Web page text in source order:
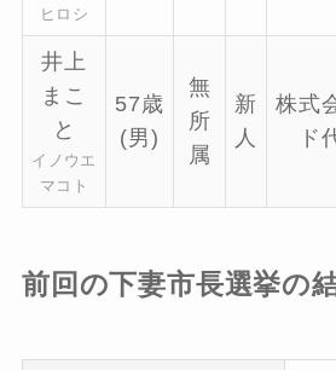
ヒロシ
井上
まこ
と
イノウエ
マコト
57歳
(男)
無
所
属
新
人
株式
ド
前回の下妻市長選挙の